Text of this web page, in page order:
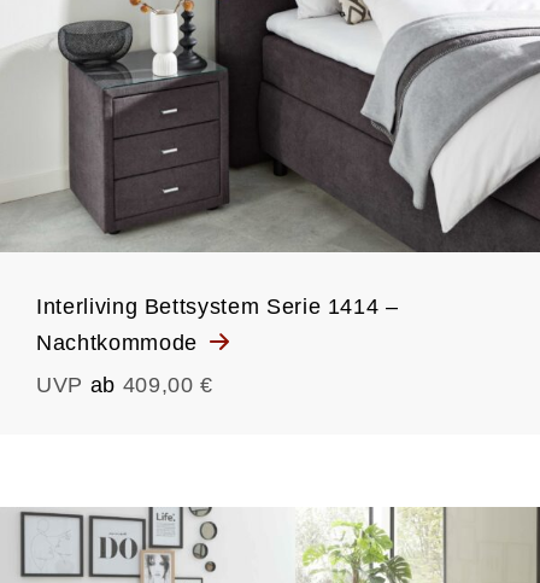
Interliving Bettsystem Serie 1414 –
Nachtkommode
UVP ab 409,00 €